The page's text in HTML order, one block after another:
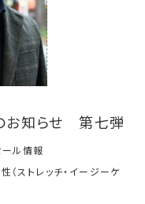
お知らせ 第七弾
ール情報
（ストレッチ・イージーケ